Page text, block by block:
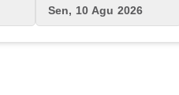
Sen, 10 Agu 2026